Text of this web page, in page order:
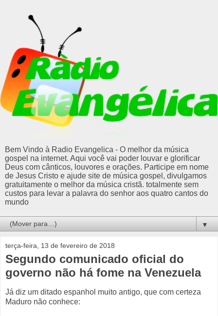
Bem Vindo à Radio Evangelica - O melhor da música
gospel na internet. Aqui você vai poder louvar e glorificar
Deus com cânticos, louvores e orações. Participe em nome
de Jesus Cristo e ajude site de música gospel, divulgamos
gratuitamente o melhor da música cristã. totalmente sem
custos para levar a palavra do senhor aos quatro cantos do
mundo
▼
terça-feira, 13 de fevereiro de 2018
Segundo comunicado oficial do
governo não há fome na Venezuela
Já diz um ditado espanhol muito antigo, que com certeza
Maduro não conhece: